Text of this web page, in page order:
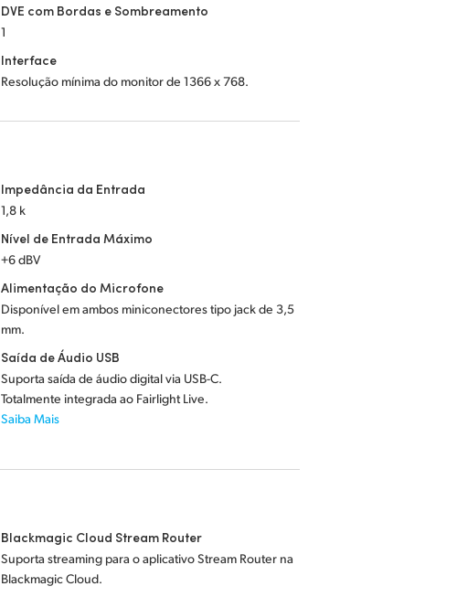
DVE com Bordas e Sombreamento
1
Interface
Resolução mínima do monitor de 1366 x 768.
Impedância da Entrada
1,8 k
Nível de Entrada Máximo
+6 dBV
Alimentação do Microfone
Disponível em ambos miniconectores tipo jack de 3,5
mm.
Saída de Áudio USB
Suporta saída de áudio digital via USB-C.
Totalmente integrada ao Fairlight Live.
Saiba Mais
Blackmagic Cloud Stream Router
Suporta streaming para o aplicativo Stream Router na
Blackmagic Cloud.